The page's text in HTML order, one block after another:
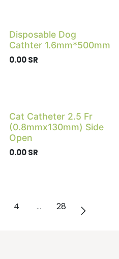
Disposable Dog
Cathter 1.6mm*500mm
0.00SR
Cat Catheter 2.5 Fr
(0.8mmx130mm) Side
Open
0.00SR
4 … 28